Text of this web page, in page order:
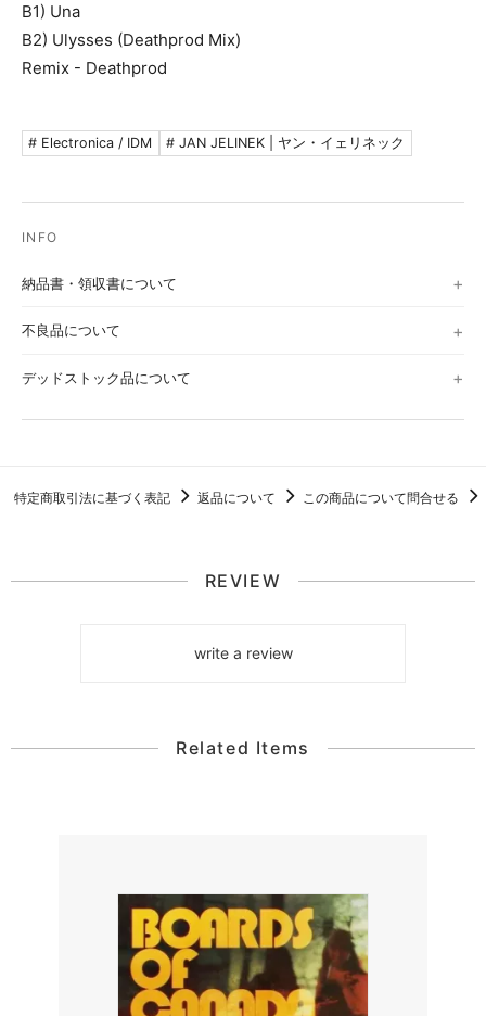
B1) Una
B2) Ulysses (Deathprod Mix)
Remix - Deathprod
# Electronica / IDM # JAN JELINEK | ヤン・イェリネック
納品書・領収書について
不良品について
デッドストック品について
特定商取引法に基づく表記 返品について この商品について問合せる
REVIEW
write a review
Related Items